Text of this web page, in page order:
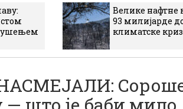
Велике нафтне
93 милијарде
климатске